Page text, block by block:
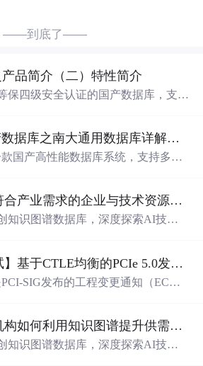
——到底了——
产品简介（二）特性简介
保四级安全认证的国产数据库，支持
，适合金融级应用需求。
猿创征文 | 国产数据库之南大通用数据库详解安装和使用
国产高性能数据库系统，支持多种
怎样快速锁定符合产业需求的企业与技术资源？.docx
知识图谱数据库，深度探索AI技术
决方案，推动科技创新与产业创新【高速接口测试】基于CTLE均衡的PCIe 5.0发射机抖动测量方法：32 GT/s速率下精确评估硅基抖动分量的技术方案
SIG发布的工程变更通知（EC
嵌入法，通过在被测通道应用基于
信道损耗导致的信号退化，从而更准
科技中介服务机构如何利用知识图谱提升供需匹配精准度？.docx
知识图谱数据库，深度探索AI技术